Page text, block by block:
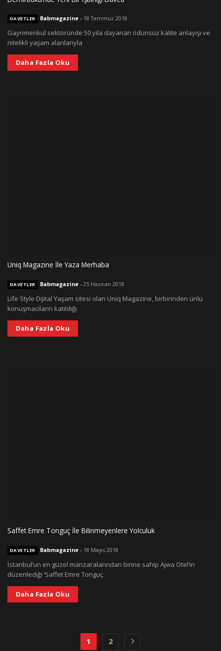
DAVETLER Babmagazine- 18 Temmuz 2018
Gayrimenkul sektöründe 50 yıla dayanan ödünsüz kalite anlayışı ve
nitelikli yaşam alanlarıyla
Daha Fazla Oku
Uniq Magazine İle Yaza Merhaba
DAVETLER Babmagazine- 25 Haziran 2018
Life Style Dijital Yaşam sitesi olan Uniq Magazine, birbirinden ünlü
konuşmacıların katıldığı
Daha Fazla Oku
Saffet Emre Tonguç İle Bilinmeyenlere Yolculuk
DAVETLER Babmagazine- 18 Mayıs 2018
İstanbul’un en güzel manzaralarından birine sahip Ajwa Otel’in
düzenlediği ‘Saffet Emre Tonguç
Daha Fazla Oku
1 2